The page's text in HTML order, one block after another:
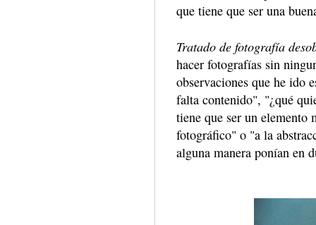
que tiene que ser una
Tratado de fotografía
hacer fotografías sin
observaciones que he ido
falta contenido", "¿qué
tiene que ser un elemento
fotográfico" o "a la
alguna manera ponían en